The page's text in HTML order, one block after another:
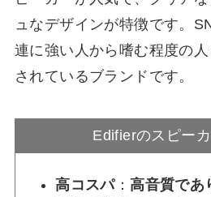
ュなデザインが特徴です。
連に強い人から嗜む程度の
されているブランドです。
Edifierのスピー
高コスパ：高音質であ